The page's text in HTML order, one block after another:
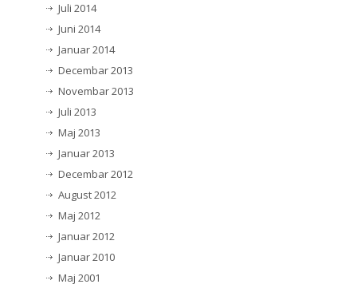
Juli 2014
Juni 2014
Januar 2014
Decembar 2013
Novembar 2013
Juli 2013
Maj 2013
Januar 2013
Decembar 2012
August 2012
Maj 2012
Januar 2012
Januar 2010
Maj 2001